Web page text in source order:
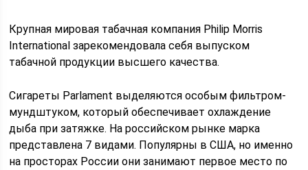
Крупная мировая табачная компания Philip Morris
International зарекомендовала себя выпуском
табачной продукции высшего качества.
Сигареты Parlament выделяются особым фильтром-
мундштуком, который обеспечивает охлаждение
дыба при затяжке. На российском рынке марка
представлена 7 видами. Популярны в США, но именно
на просторах России они занимают первое место по